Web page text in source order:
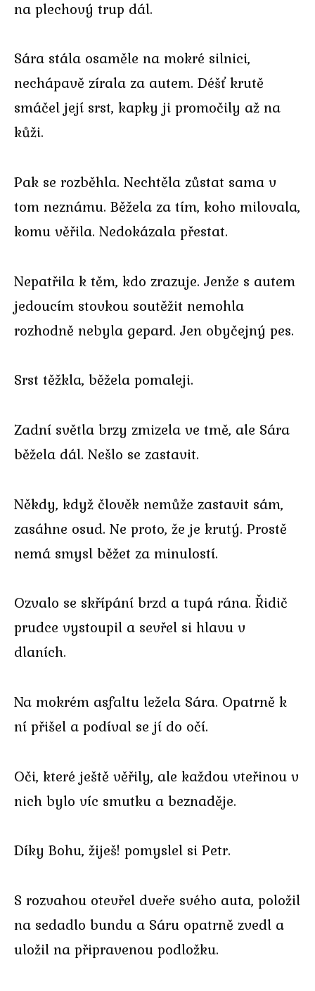
na plechový trup dál.
Sára stála osaměle na mokré silnici,
nechápavě zírala za autem. Déšť krutě
smáčel její srst, kapky ji promočily až na
kůži.
Pak se rozběhla. Nechtěla zůstat sama v
tom neznámu. Běžela za tím, koho milovala,
komu věřila. Nedokázala přestat.
Nepatřila k těm, kdo zrazuje. Jenže s autem
jedoucím stovkou soutěžit nemohla
rozhodně nebyla gepard. Jen obyčejný pes.
Srst těžkla, běžela pomaleji.
Zadní světla brzy zmizela ve tmě, ale Sára
běžela dál. Nešlo se zastavit.
Někdy, když člověk nemůže zastavit sám,
zasáhne osud. Ne proto, že je krutý. Prostě
nemá smysl běžet za minulostí.
Ozvalo se skřípání brzd a tupá rána. Řidič
prudce vystoupil a sevřel si hlavu v
dlaních.
Na mokrém asfaltu ležela Sára. Opatrně k
ní přišel a podíval se jí do očí.
Oči, které ještě věřily, ale každou vteřinou v
nich bylo víc smutku a beznaděje.
Díky Bohu, žiješ! pomyslel si Petr.
S rozvahou otevřel dveře svého auta, položil
na sedadlo bundu a Sáru opatrně zvedl a
uložil na připravenou podložku.